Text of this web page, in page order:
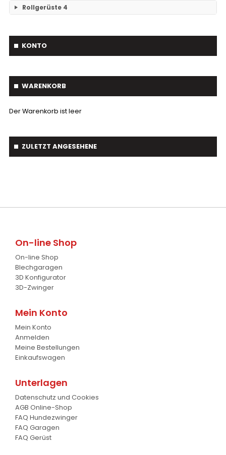
Kehrmaschinen 19
Streuer 3
Betonmischer 2
Schneepflug 17
Siebschaufel 5
Unkrautbürste
Root-Ripper 1
Astschaber 1
Rollgerüste 4
KONTO
WARENKORB
Der Warenkorb ist leer
ZULETZT ANGESEHENE
On-line Shop
On-line Shop
Blechgaragen
3D Konfigurator
3D-Zwinger
Mein Konto
Mein Konto
Anmelden
Meine Bestellungen
Einkaufswagen
Unterlagen
Datenschutz und Cookies
AGB Online-Shop
FAQ Hundezwinger
FAQ Garagen
FAQ Gerüst